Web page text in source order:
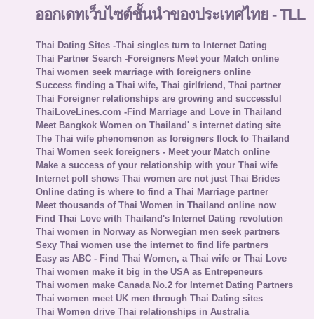
ออกเดทเว็บไซต์ชั้นนำของประเทศไทย - TLL
Thai Dating Sites -Thai singles turn to Internet Dating
Thai Partner Search -Foreigners Meet your Match online
Thai women seek marriage with foreigners online
Success finding a Thai wife, Thai girlfriend, Thai partner
Thai Foreigner relationships are growing and successful
ThaiLoveLines.com -Find Marriage and Love in Thailand
Meet Bangkok Women on Thailand' s internet dating site
The Thai wife phenomenon as foreigners flock to Thailand
Thai Women seek foreigners - Meet your Match online
Make a success of your relationship with your Thai wife
Internet poll shows Thai women are not just Thai Brides
Online dating is where to find a Thai Marriage partner
Meet thousands of Thai Women in Thailand online now
Find Thai Love with Thailand's Internet Dating revolution
Thai women in Norway as Norwegian men seek partners
Sexy Thai women use the internet to find life partners
Easy as ABC - Find Thai Women, a Thai wife or Thai Love
Thai women make it big in the USA as Entrepeneurs
Thai women make Canada No.2 for Internet Dating Partners
Thai women meet UK men through Thai Dating sites
Thai Women drive Thai relationships in Australia